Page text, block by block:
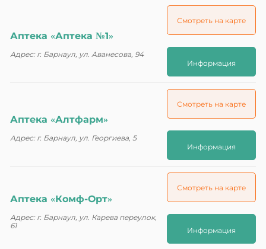
Аптека «Аптека №1»
Адрес: г. Барнаул, ул. Аванесова, 94
Смотреть на карте
Информация
Аптека «Алтфарм»
Адрес: г. Барнаул, ул. Георгиева, 5
Смотреть на карте
Информация
Аптека «Комф-Орт»
Адрес: г. Барнаул, ул. Карева переулок,
61
Смотреть на карте
Информация